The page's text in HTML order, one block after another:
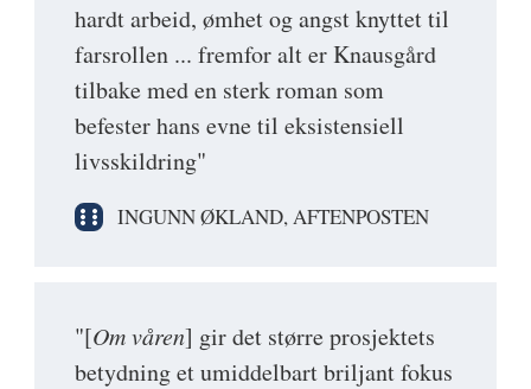
hardt arbeid, ømhet og angst knyttet til
farsrollen ... fremfor alt er Knausgård
tilbake med en sterk roman som
befester hans evne til eksistensiell
livsskildring"
INGUNN ØKLAND, AFTENPOSTEN
"[Om våren] gir det større prosjektets
betydning et umiddelbart briljant fokus